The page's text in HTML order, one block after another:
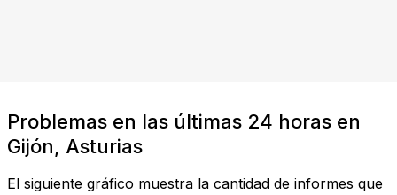
Problemas en las últimas 24 horas en
Gijón, Asturias
El siguiente gráfico muestra la cantidad de informes que